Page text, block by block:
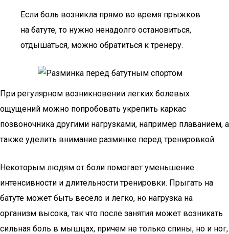
Если боль возникла прямо во время прыжков
на батуте, то нужно ненадолго остановиться,
отдышаться, можно обратиться к тренеру.
При регулярном возникновении легких болевых
ощущений можно попробовать укрепить каркас
позвоночника другими нагрузками, например плаванием, а
также уделить внимание разминке перед тренировкой.
Некоторым людям от боли помогает уменьшение
интенсивности и длительности тренировки. Прыгать на
батуте может быть весело и легко, но нагрузка на
организм высока, так что после занятия может возникать
сильная боль в мышцах, причем не только спины, но и ног,